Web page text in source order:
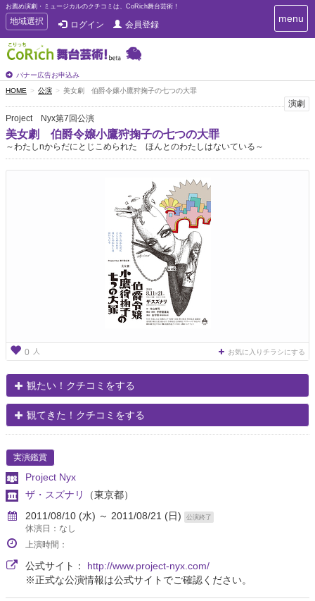
お薦め演劇・ミュージカルのクチコミは、CoRich舞台芸術！
T
o
g
g
e
n
a
v
i
g
地域選択 ログイン 会員登録
バナー広告お申込み
T
o
g
a
menu
HOME 公演 美女劇 伯爵令嬢小鷹狩掬子の七つの大罪
演劇
Project Nyx第7回公演
美女劇 伯爵令嬢小鷹狩掬子の七つの大罪
～わたしnからだにとじこめられた ほんとのわたしはないている～
0 人 お気に入りチラシにする
観たい！クチコミをする
観てきた！クチコミをする
実演鑑賞
Project Nyx
ザ・スズナリ
（東京都）
2011/08/10 (水) ～ 2011/08/21 (日)
公演終了
休演日：なし
上演時間：
公式サイト： http://www.project-nyx.com/
※正式な公演情報は公式サイトでご確認ください。